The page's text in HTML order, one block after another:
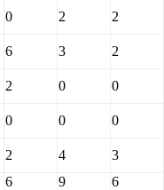
0 2 2
6 3 2
2 0 0
0 0 0
2 4 3
6 9 6